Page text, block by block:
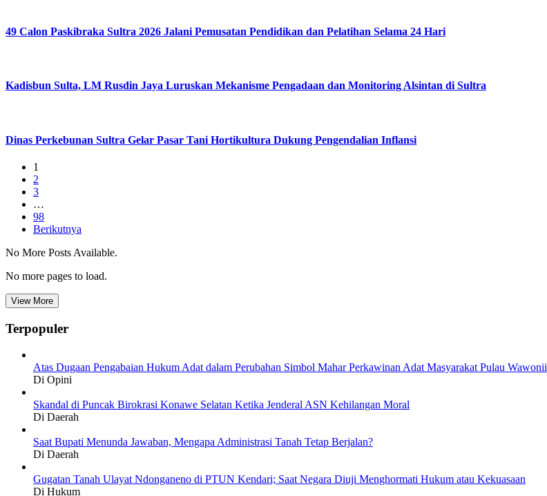
49 Calon Paskibraka Sultra 2026 Jalani Pemusatan Pendidikan dan Pelatihan Selama 24 Hari
Kadisbun Sulta, LM Rusdin Jaya Luruskan Mekanisme Pengadaan dan Monitoring Alsintan di Sultra
Dinas Perkebunan Sultra Gelar Pasar Tani Hortikultura Dukung Pengendalian Inflansi
1
2
3
…
98
Berikutnya
No More Posts Available.
No more pages to load.
View More
Terpopuler
Atas Dugaan Pengabaian Hukum Adat dalam Perubahan Simbol Mahar Perkawinan Adat Masyarakat Pulau Wawonii
Di Opini
Skandal di Puncak Birokrasi Konawe Selatan Ketika Jenderal ASN Kehilangan Moral
Di Daerah
Saat Bupati Menunda Jawaban, Mengapa Administrasi Tanah Tetap Berjalan?
Di Daerah
Gugatan Tanah Ulayat Ndonganeno di PTUN Kendari; Saat Negara Diuji Menghormati Hukum atau Kekuasaan
Di Hukum